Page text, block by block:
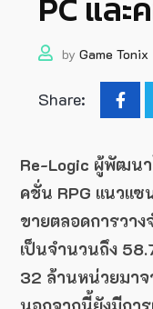
by Game Tonix
Share:
Re-Logic ผู้พัฒนา
คชั่น RPG แนวแ
ขายตลอดการวา
เป็นจำนวนถึง
32 ล้านหน่วยมาจ